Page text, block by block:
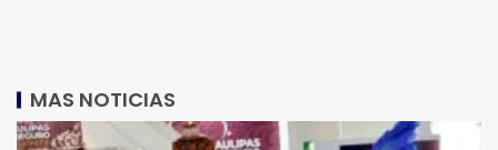
MAS NOTICIAS